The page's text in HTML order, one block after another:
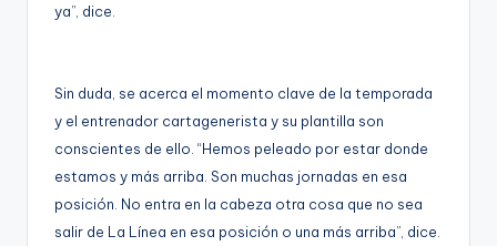
ya”, dice.
Sin duda, se acerca el momento clave de la temporada
y el entrenador cartagenerista y su plantilla son
conscientes de ello. “Hemos peleado por estar donde
estamos y más arriba. Son muchas jornadas en esa
posición. No entra en la cabeza otra cosa que no sea
salir de La Línea en esa posición o una más arriba”, dice.